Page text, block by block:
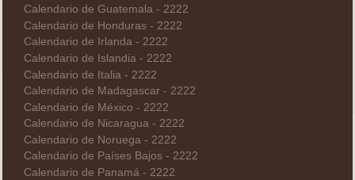
Calendario de Guatemala - 2222
Calendario de Honduras - 2222
Calendario de Irlanda - 2222
Calendario de Islandia - 2222
Calendario de Italia - 2222
Calendario de Madagascar - 2222
Calendario de México - 2222
Calendario de Nicaragua - 2222
Calendario de Noruega - 2222
Calendario de Países Bajos - 2222
Calendario de Panamá - 2222